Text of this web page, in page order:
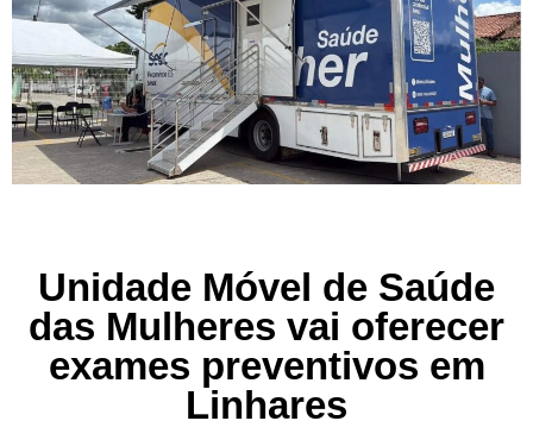
Unidade Móvel de Saúde
das Mulheres vai oferecer
exames preventivos em
Linhares